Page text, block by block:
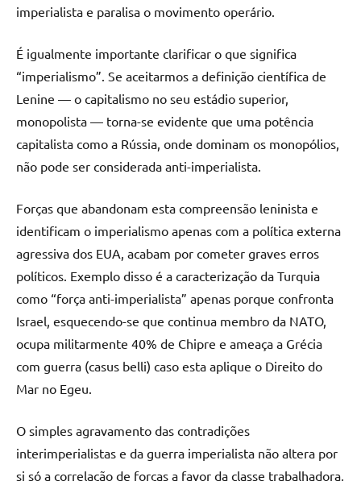
imperialista e paralisa o movimento operário.
É igualmente importante clarificar o que significa
“imperialismo”. Se aceitarmos a definição científica de
Lenine — o capitalismo no seu estádio superior,
monopolista — torna-se evidente que uma potência
capitalista como a Rússia, onde dominam os monopólios,
não pode ser considerada anti-imperialista.
Forças que abandonam esta compreensão leninista e
identificam o imperialismo apenas com a política externa
agressiva dos EUA, acabam por cometer graves erros
políticos. Exemplo disso é a caracterização da Turquia
como “força anti-imperialista” apenas porque confronta
Israel, esquecendo-se que continua membro da NATO,
ocupa militarmente 40% de Chipre e ameaça a Grécia
com guerra (casus belli) caso esta aplique o Direito do
Mar no Egeu.
O simples agravamento das contradições
interimperialistas e da guerra imperialista não altera por
si só a correlação de forças a favor da classe trabalhadora,